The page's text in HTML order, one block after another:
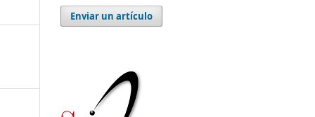
Enviar un artículo